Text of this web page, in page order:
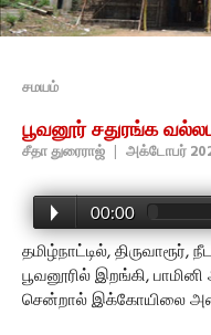
சமயம்
பூவனூர் சதுரங்க
சீதா துரைராஜ் | அக்டோபர்
00:00
தமிழ்நாட்டில்,
பூவனூரில் இறங்கி,
சென்றால் இக்கோயிலை